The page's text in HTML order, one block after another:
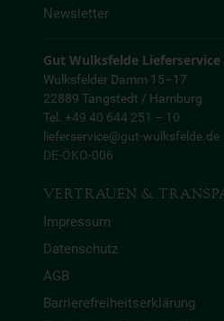
Newsletter
Gut Wulksfelde Lieferservice
Wulksfelder Damm 15–17
22889 Tangstedt / Hamburg
Tel. +49 40 644 251 – 10
lieferservice@gut-wulksfelde.de
DE-ÖKO-006
VERTRAUEN &
Impressum
Datenschutz
AGB
Barrierefreiheitserklärung